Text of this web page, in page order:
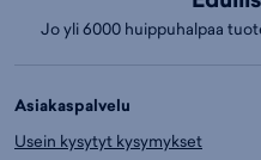
Jo yli 6000 huippuhalpaa
Asiakaspalvelu
Usein kysytyt kysymykset